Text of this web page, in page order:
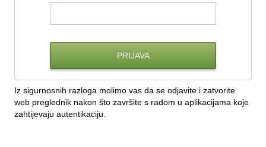
Iz sigurnosnih razloga molimo vas da se odjavite i zatvorite
web preglednik nakon što završite s radom u aplikacijama koje
zahtijevaju autentikaciju.